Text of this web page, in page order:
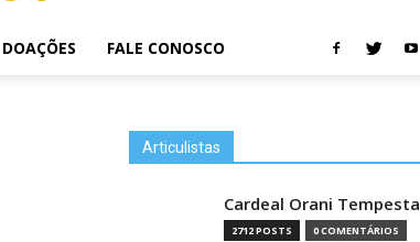
DOAÇÕES FALE CONOSCO
Articulistas
Cardeal Orani Tempesta
2712 POSTS 0 COMENTÁRIOS